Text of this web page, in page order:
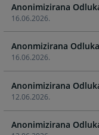
forward
to
interact
with
the
calendar
and
select
a
date.
16.06.2026.
Anonimizirana
16.06.2026.
Anonmizirana
12.06.2026.
Anonimizirana
Anonimizirana